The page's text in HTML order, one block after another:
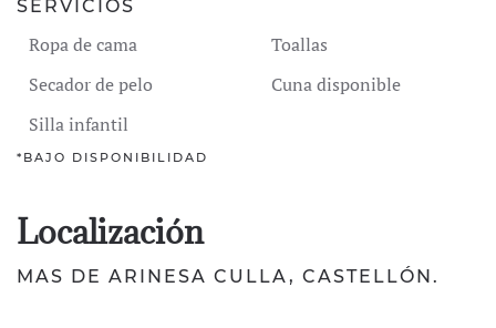
SERVICIOS
Ropa de cama
Toallas
Secador de pelo
Cuna disponible
Silla infantil
*BAJO DISPONIBILIDAD
Localización
MAS DE ARINESA CULLA, CASTELLÓN.